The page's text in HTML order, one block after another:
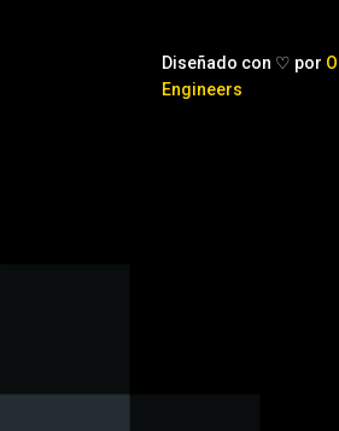
Diseñado con ♡ por
Engineers